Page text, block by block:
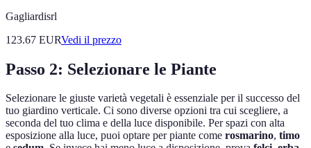
Gagliardisrl
123.67 EURVedi il prezzo
Passo 2: Selezionare le Piante
Selezionare le giuste varietà vegetali è essenziale per il successo del
tuo giardino verticale. Ci sono diverse opzioni tra cui scegliere, a
seconda del tuo clima e della luce disponibile. Per spazi con alta
esposizione alla luce, puoi optare per piante come rosmarino, timo